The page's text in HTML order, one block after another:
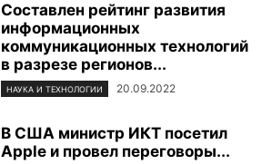
Составлен рейтинг развития
информационных
коммуникационных технологий
в разрезе регионов...
НАУКА И ТЕХНОЛОГИИ 20.09.2022
В США министр ИКТ посетил
Apple и провел переговоры...